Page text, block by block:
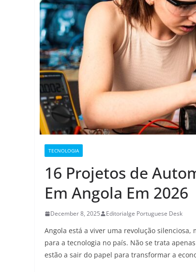
TECNOLOGIA
16 Projetos de
Em Angola Em 2026
December 8, 2025 Editorialge Portuguese Desk
Angola está a viver uma revolução
para a tecnologia no país. Não se trata
estão a sair do papel para transformar a